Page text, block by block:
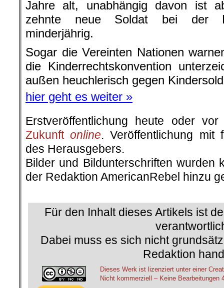
Jahre alt, unabhängig davon ist
zehnte neue Soldat bei der
minderjährig.
Sogar die Vereinten Nationen
die Kinderrechtskonvention
außen heuchlerisch gegen
hier geht es weiter »
Erstveröffentlichung heute oder
Zukunftonline. Veröffentlichung mit
des Herausgebers.
Bilder und Bildunterschriften wurden
der Redaktion AmericanRebel hinzu
Für den Inhalt dieses Artikels ist
Dabei muss es sich nicht
Redaktion
Dieses Werk ist lizenziert unter einer
Nicht kommerziell – Keine Bearbeitungen